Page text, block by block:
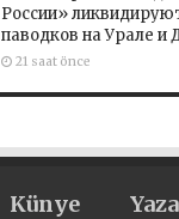
России»
паводков на Урале и
21 saat önce
Künye